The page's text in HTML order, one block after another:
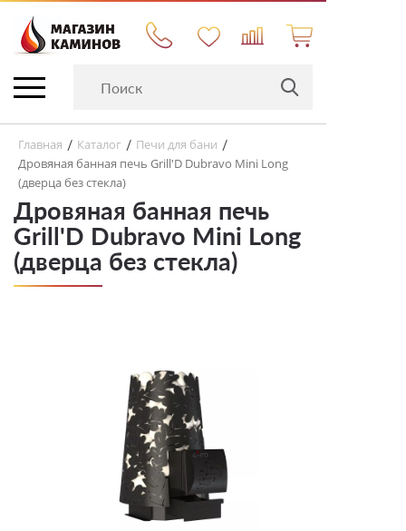
Главная / Каталог / Печи для бани /
Дровяная банная печь Grill'D Dubravo Mini Long
(дверца без стекла)
Дровяная банная печь
Grill'D Dubravo Mini Long
(дверца без стекла)